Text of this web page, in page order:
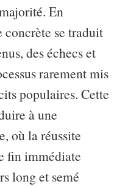
En
concrète se traduit
des échecs et
rarement mis
populaires. Cette
à une
où la réussite
fin immédiate
long et semé